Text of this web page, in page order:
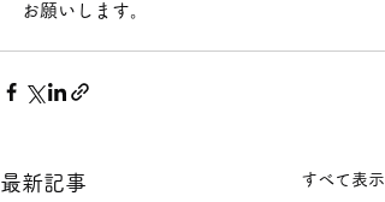
お願いします。
最新記事 すべて表示